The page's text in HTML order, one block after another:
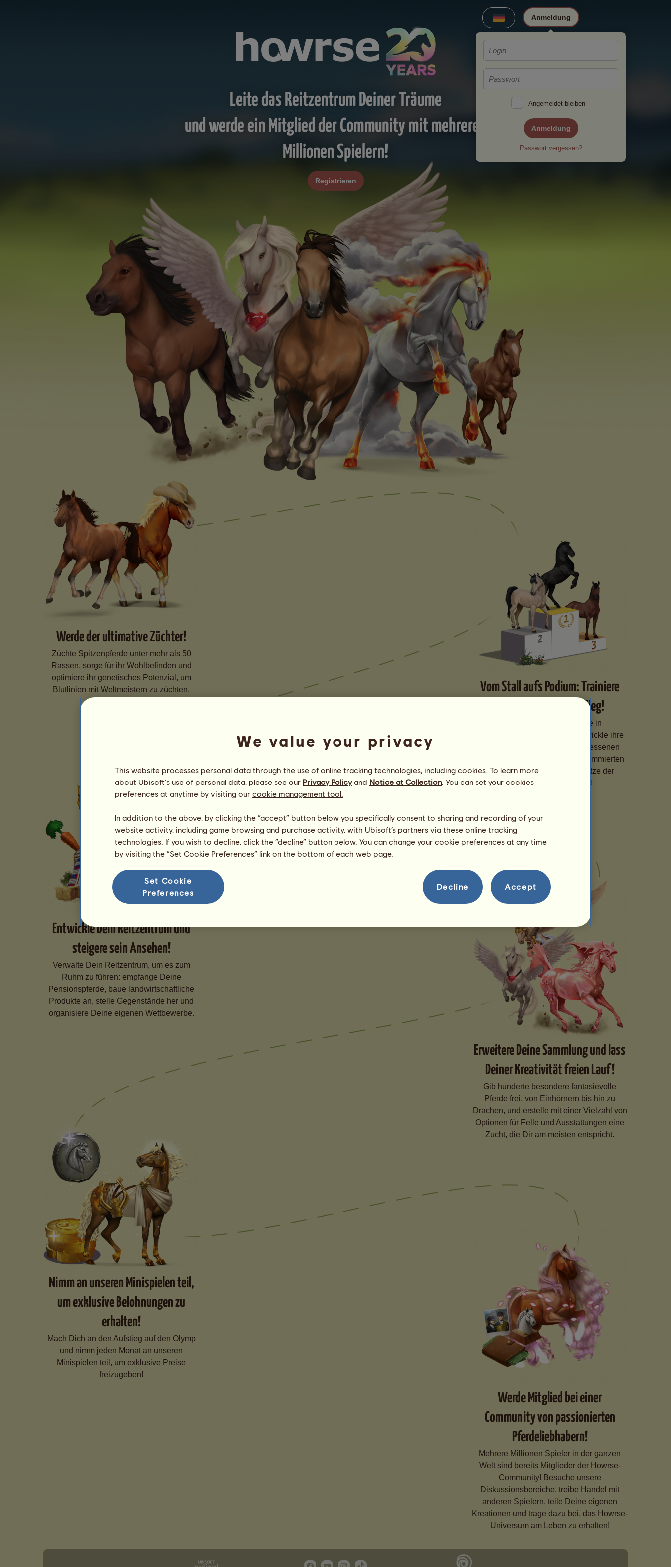
Anmeldung
Angemeldet bleiben
Anmeldung
Passwort vergessen?
Leite das Reitzentrum Deiner Träume
und werde ein Mitglied der Community mit mehreren
Millionen Spielern!
Registrieren
Werde der ultimative Züchter!
Züchte Spitzenpferde unter mehr als 50
Rassen, sorge für ihr Wohlbefinden und
optimiere ihr genetisches Potenzial, um
Blutlinien mit Weltmeistern zu züchten.
Vom Stall aufs Podium: Trainiere
Deine Pferde für den Sieg!
Spezialisiere Deine Pferde in
verschiedenen Disziplinen, entwickle ihre
Fähigkeiten dank eines angemessenen
Trainings und melde sie bei renommierten
Wettbewerben an, um die Spitze der
Rangliste zu erklimmen!
Entwickle Dein Reitzentrum und
steigere sein Ansehen!
Verwalte Dein Reitzentrum, um es zum
Ruhm zu führen: empfange Deine
Pensionspferde, baue landwirtschaftliche
Produkte an, stelle Gegenstände her und
organisiere Deine eigenen Wettbewerbe.
Erweitere Deine Sammlung und lass
Deiner Kreativität freien Lauf!
Gib hunderte besondere fantasievolle
Pferde frei, von Einhörnern bis hin zu
Drachen, und erstelle mit einer Vielzahl von
Optionen für Felle und Ausstattungen eine
Zucht, die Dir am meisten entspricht.
Nimm an unseren Minispielen teil,
um exklusive Belohnungen zu
erhalten!
Mach Dich an den Aufstieg auf den Olymp
und nimm jeden Monat an unseren
Minispielen teil, um exklusive Preise
freizugeben!
Werde Mitglied bei einer
Community von passionierten
Pferdeliebhabern!
Mehrere Millionen Spieler in der ganzen
Welt sind bereits Mitglieder der Howrse-
Community! Besuche unsere
Diskussionsbereiche, treibe Handel mit
anderen Spielern, teile Deine eigenen
Kreationen und trage dazu bei, das Howrse-
Universum am Leben zu erhalten!
We value your privacy
This website processes personal data through the use of online tracking technologies, including cookies. To learn more
about Ubisoft's use of personal data, please see our Privacy Policyand Notice at Collection. You can set your cookies
preferences at anytime by visiting our cookie management tool.
In addition to the above, by clicking the “accept” button below you specifically consent to sharing and recording of your
website activity, including game browsing and purchase activity, with Ubisoft’s partners via these online tracking
technologies. If you wish to decline, click the “decline” button below. You can change your cookie preferences at any time
by visiting the “Set Cookie Preferences” link on the bottom of each web page.
Set Cookie
Preferences
Decline Accept